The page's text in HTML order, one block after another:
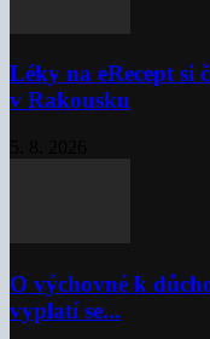
Léky na eRecept si
v Rakousku
O výchovné k
vyplatí se...